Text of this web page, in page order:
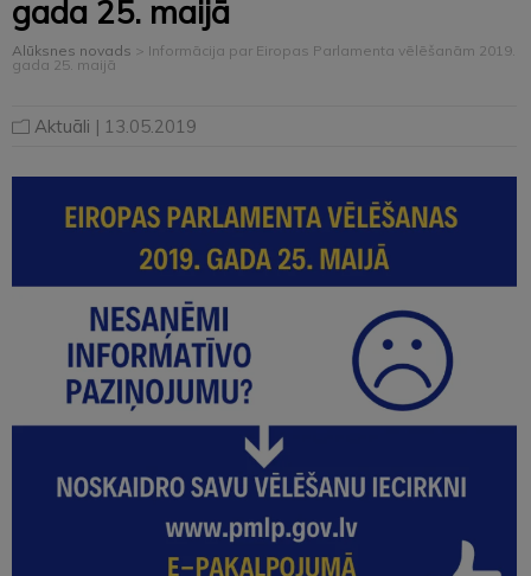
gada 25. maijā
Alūksnes novads > Informācija par Eiropas Parlamenta vēlēšanām 2019.
gada 25. maijā
Aktuāli | 13.05.2019